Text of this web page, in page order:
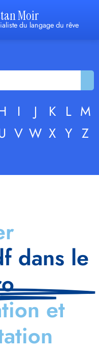
Moir
du langage du rêve
I J K L M
V W X Y Z
dans le
et